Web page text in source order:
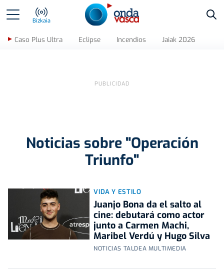
Bizkaia
Caso Plus Ultra Eclipse Incendios Jaiak 2026
Noticias sobre "Operación
Triunfo"
VIDA Y ESTILO
Juanjo Bona da el salto al
cine: debutará como actor
junto a Carmen Machi,
Maribel Verdú y Hugo Silva
NOTICIAS TALDEA MULTIMEDIA